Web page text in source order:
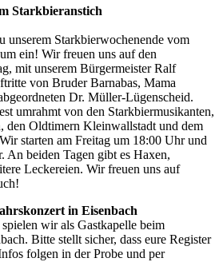
Starkbieranstich
unserem Starkbierwochenende vom
ein! Wir freuen uns auf den
mit unserem Bürgermeister Ralf
von Bruder Barnabas, Mama
Dr. Müller-Lügenscheid.
umrahmt von den Starkbiermusikanten,
den Oldtimern Kleinwallstadt und dem
starten am Freitag um 18:00 Uhr und
An beiden Tagen gibt es Haxen,
Leckereien. Wir freuen uns auf
in Eisenbach
wir als Gastkapelle beim
Bitte stellt sicher, dass eure Register
folgen in der Probe und per